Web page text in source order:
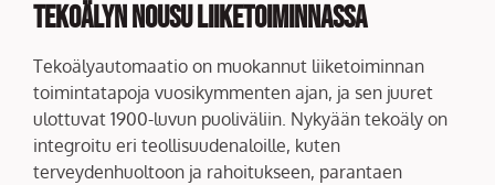
Tekoälyn Nousu Liiketoiminnassa
Tekoälyautomaatio on muokannut liiketoiminnan
toimintatapoja vuosikymmenten ajan, ja sen juuret
ulottuvat 1900-luvun puoliväliin. Nykyään tekoäly on
integroitu eri teollisuudenaloille, kuten
terveydenhuoltoon ja rahoitukseen, parantaen